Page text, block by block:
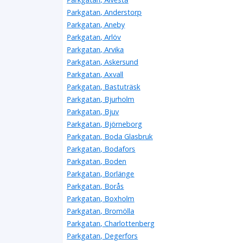
Parkgatan, Anderstorp
Parkgatan, Aneby
Parkgatan, Arlöv
Parkgatan, Arvika
Parkgatan, Askersund
Parkgatan, Axvall
Parkgatan, Bastuträsk
Parkgatan, Bjurholm
Parkgatan, Bjuv
Parkgatan, Björneborg
Parkgatan, Boda Glasbruk
Parkgatan, Bodafors
Parkgatan, Boden
Parkgatan, Borlänge
Parkgatan, Borås
Parkgatan, Boxholm
Parkgatan, Bromölla
Parkgatan, Charlottenberg
Parkgatan, Degerfors